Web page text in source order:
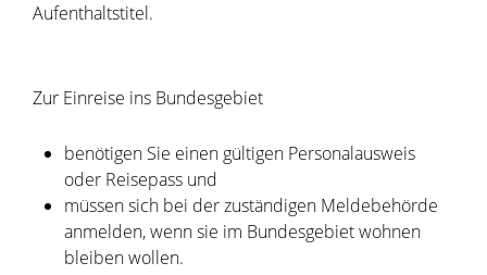
Aufenthaltstitel.
Zur Einreise ins Bundesgebiet
benötigen Sie einen gültigen Personalausweis
oder Reisepass und
müssen sich bei der zuständigen Meldebehörde
anmelden, wenn sie im Bundesgebiet wohnen
bleiben wollen.